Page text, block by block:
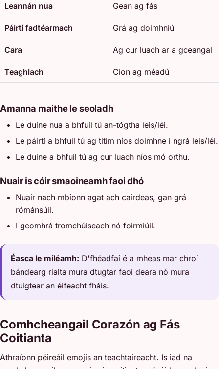
Leannán nua Gean ag fás
Páirtí fadtéarmach Grá ag doimhniú
Cara Ag cur luach ar a gceangal
Teaghlach Cion ag méadú
Amanna maithe le seoladh
Le duine nua a bhfuil tú an-tógtha leis/léi.
Le páirtí a bhfuil tú ag titim níos doimhne i ngrá leis/léi.
Le duine a bhfuil tú ag cur luach níos mó orthu.
Nuair is cóir smaoineamh faoi dhó
Nuair nach mbíonn agat ach cairdeas, gan grá
rómánsúil.
I gcomhrá tromchúiseach nó foirmiúil.
Éasca le míléamh: D'fhéadfaí é a mheas mar chroí
bándearg rialta mura dtugtar faoi deara nó mura
dtuigtear an éifeacht fháis.
Comhcheangail Corazón ag Fás
Coitianta
Athraíonn péireáil emojis an teachtaireacht. Is iad na